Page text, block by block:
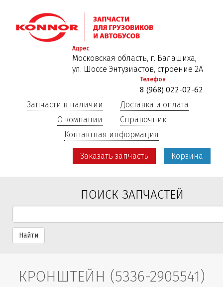
к
основному
Адрес
Московская область, г. Балашиха,
ул. Шоссе Энтузиастов, строение 2А
Телефон
8 (968) 022-02-62
Запчасти в наличии
Доставка и оплата
О компании
Справочник
Контактная информация
Заказать запчасть Корзина
ПОИСК ЗАПЧАСТЕЙ
Найти
КРОНШТЕЙН (5336-2905541)